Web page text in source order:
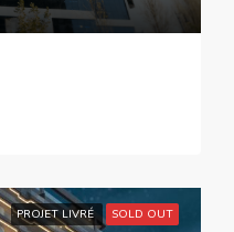
PROJET LIVRÉ SOLD OUT